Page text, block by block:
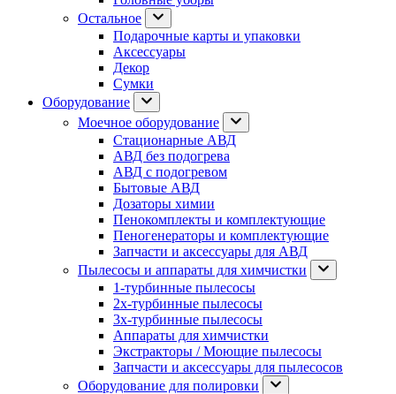
Остальное
Подарочные карты и упаковки
Аксессуары
Декор
Сумки
Оборудование
Моечное оборудование
Стационарные АВД
АВД без подогрева
АВД с подогревом
Бытовые АВД
Дозаторы химии
Пенокомплекты и комплектующие
Пеногенераторы и комплектующие
Запчасти и аксессуары для АВД
Пылесосы и аппараты для химчистки
1-турбинные пылесосы
2х-турбинные пылесосы
3х-турбинные пылесосы
Аппараты для химчистки
Экстракторы / Моющие пылесосы
Запчасти и аксессуары для пылесосов
Оборудование для полировки